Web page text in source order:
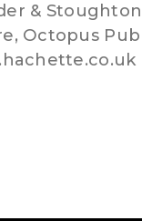
&
Octopus